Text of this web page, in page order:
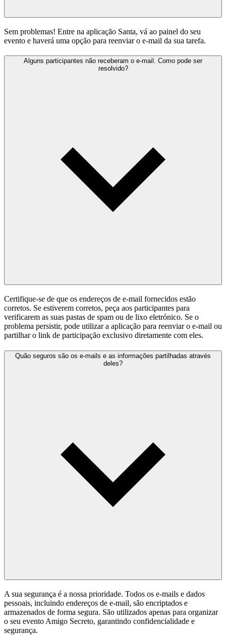
Sem problemas! Entre na aplicação Santa, vá ao painel do seu
evento e haverá uma opção para reenviar o e-mail da sua tarefa.
Alguns participantes não receberam o e-mail. Como pode ser
resolvido?
Certifique-se de que os endereços de e-mail fornecidos estão
corretos. Se estiverem corretos, peça aos participantes para
verificarem as suas pastas de spam ou de lixo eletrónico. Se o
problema persistir, pode utilizar a aplicação para reenviar o e-mail ou
partilhar o link de participação exclusivo diretamente com eles.
Quão seguros são os e-mails e as informações partilhadas através
deles?
A sua segurança é a nossa prioridade. Todos os e-mails e dados
pessoais, incluindo endereços de e-mail, são encriptados e
armazenados de forma segura. São utilizados apenas para organizar
o seu evento Amigo Secreto, garantindo confidencialidade e
segurança.